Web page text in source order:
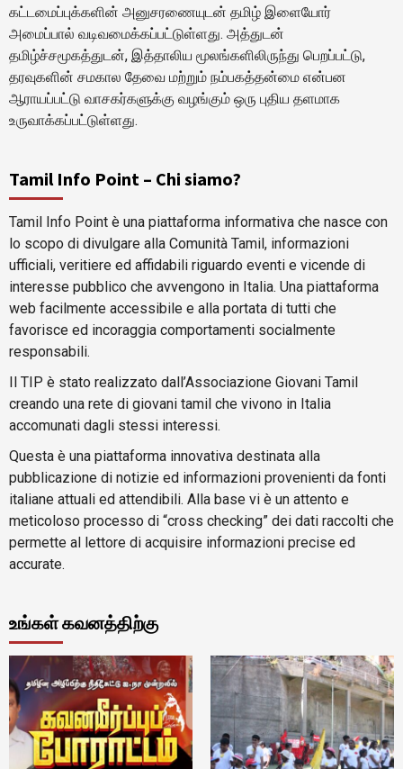
கட்டமைப்புக்களின் அனுசரணையுடன் தமிழ் இளையோர்
அமைப்பால் வடிவமைக்கப்பட்டுள்ளது. அத்துடன்
தமிழ்ச்சமூகத்துடன், இத்தாலிய மூலங்களிலிருந்து பெறப்பட்டு,
தரவுகளின் சமகால தேவை மற்றும் நம்பகத்தன்மை என்பன
ஆராயப்பட்டு வாசகர்களுக்கு வழங்கும் ஒரு புதிய தளமாக
உருவாக்கப்பட்டுள்ளது.
Tamil Info Point – Chi siamo?
Tamil Info Point è una piattaforma informativa che nasce con
lo scopo di divulgare alla Comunità Tamil, informazioni
ufficiali, veritiere ed affidabili riguardo eventi e vicende di
interesse pubblico che avvengono in Italia. Una piattaforma
web facilmente accessibile e alla portata di tutti che
favorisce ed incoraggia comportamenti socialmente
responsabili.
Il TIP è stato realizzato dall’Associazione Giovani Tamil
creando una rete di giovani tamil che vivono in Italia
accomunati dagli stessi interessi.
Questa è una piattaforma innovativa destinata alla
pubblicazione di notizie ed informazioni provenienti da fonti
italiane attuali ed attendibili. Alla base vi è un attento e
meticoloso processo di “cross checking” dei dati raccolti che
permette al lettore di acquisire informazioni precise ed
accurate.
உங்கள் கவனத்திற்கு